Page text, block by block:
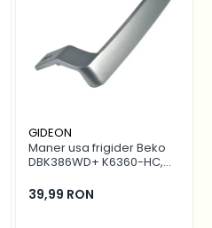
(73620200)
(73927400)
(74473701)
GIDEON
Maner usa frigider Beko
DBK386WD+ K6360-HC,
cm
39,99 RON